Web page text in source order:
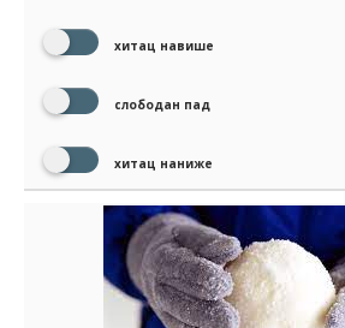
хитац навише
слободан пад
хитац наниже